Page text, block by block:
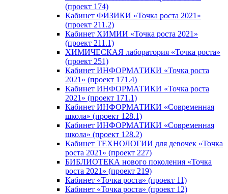
(проект 174)
Кабинет ФИЗИКИ «Точка роста 2021»
(проект 211.2)
Кабинет ХИМИИ «Точка роста 2021»
(проект 211.1)
ХИМИЧЕСКАЯ лаборатория «Точка роста»
(проект 251)
Кабинет ИНФОРМАТИКИ «Точка роста
2021» (проект 171.4)
Кабинет ИНФОРМАТИКИ «Точка роста
2021» (проект 171.1)
Кабинет ИНФОРМАТИКИ «Современная
школа» (проект 128.1)
Кабинет ИНФОРМАТИКИ «Современная
школа» (проект 128.2)
Кабинет ТЕХНОЛОГИИ для девочек «Точка
роста 2021» (проект 227)
БИБЛИОТЕКА нового поколения «Точка
роста 2021» (проект 219)
Кабинет «Точка роста» (проект 11)
Кабинет «Точка роста» (проект 12)